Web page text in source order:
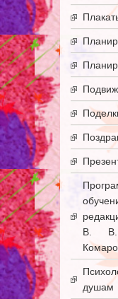
В. В.
душам